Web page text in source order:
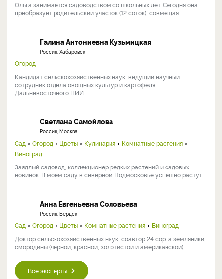
Ольга занимается садоводством со школьных лет. Сегодня она
преобразует родительский участок (12 соток), совмещая ...
Галина Антониевна Кузьмицкая
Россия, Хабаровск
Огород
Кандидат сельскохозяйственных наук, ведущий научный
сотрудник отдела овощных культур и картофеля
Дальневосточного НИИ ...
Светлана Самойлова
Россия, Москва
Сад Огород Цветы Кулинария
Комнатные растения
Виноград
Заядлый садовод, коллекционер редких растений и садовых
новинок. В моем саду в северном Подмосковье успешно растут ...
Анна Евгеньевна Соловьева
Россия, Бердск
Сад Огород Цветы Комнатные растения
Виноград
Доктор сельскохозяйственных наук, соавтор 24 сорта земляники,
смородины (чёрной, красной, золотистой и американской), ...
Все эксперты